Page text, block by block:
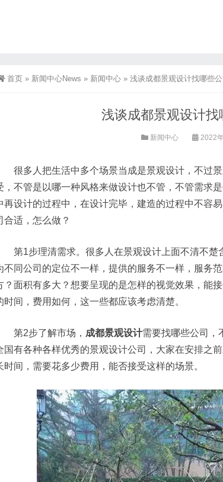
首页 » 新闻中心News » 新闻中心 » 浅谈成都景观设计找哪些
浅谈成都景观设计找
新闻中心 2022
很多人把生活中多个场景当成是景观设计，不过
，不管是以哪一种风格来做设计也不管，不管需求
再设计的过程中，在设计完毕，建造的过程中不容
合适，怎么做？
第1步理清需求。很多人在景观设计上面不清不
不同公司的定位不一样，提供的服务不一样，服务
？面积有多大？想要呈现的是怎样的视觉效果，能
时间，费用如何，这一些都应该考虑清楚。
第2步了解市场， 成都景观设计需要找哪些公司，
国有各种各样优秀的景观设计公司，大家在安排之
时间，需要花多少费用，能否接受这样的场景。